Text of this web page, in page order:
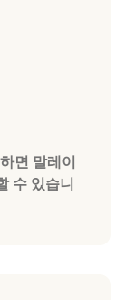
면 말레이
수 있습니